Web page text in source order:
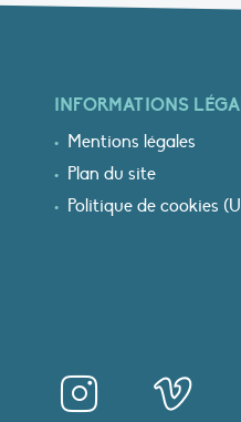
INFORMATIONS
Mentions légales
Plan du site
Politique de cookies